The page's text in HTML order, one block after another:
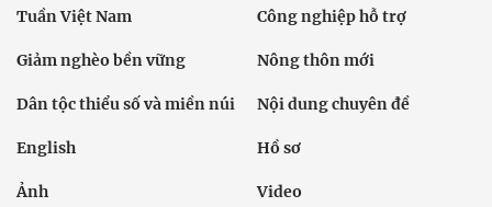
Tuần Việt Nam Công nghiệp hỗ trợ
Giảm nghèo bền vững Nông thôn mới
Dân tộc thiểu số và miền núi Nội dung chuyên đề
English Hồ sơ
Ảnh Video